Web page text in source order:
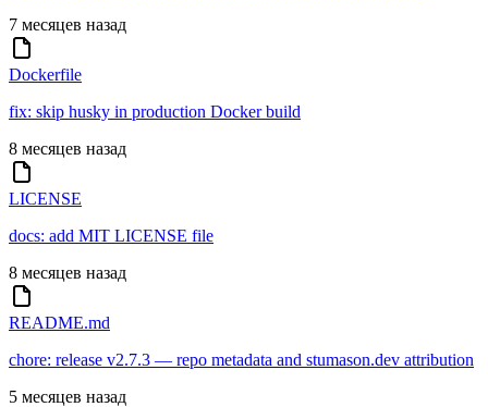
7 месяцев назад
Dockerfile
fix: skip husky in production Docker build
8 месяцев назад
LICENSE
docs: add MIT LICENSE file
8 месяцев назад
README.md
chore: release v2.7.3 — repo metadata and stumason.dev attribution
5 месяцев назад